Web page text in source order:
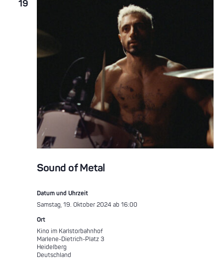
19
Sound of Metal
Datum und Uhrzeit
Samstag, 19. Oktober 2024 ab 16:00
Ort
Kino im Karlstorbahnhof
Marlene-Dietrich-Platz 3
Heidelberg
Deutschland